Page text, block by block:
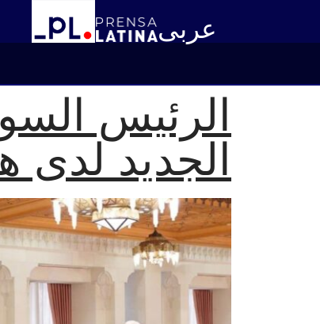
عربى
الرئيس
الجديد لدى